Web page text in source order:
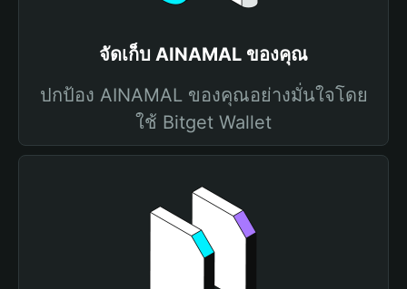
จัดเก็บ AINAMAL ของคุณ
ปกป้อง AINAMAL ของคุณอย่างมั่นใจโดย
ใช้ Bitget Wallet